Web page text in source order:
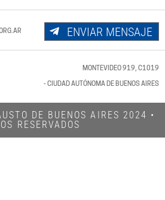
ENVIAR MENSAJE
MONTEVIDEO 919, C1019
- CIUDAD AUTÓNOMA DE BUENOS AIRES
DE BUENOS AIRES 2024​ •
RESERVADOS